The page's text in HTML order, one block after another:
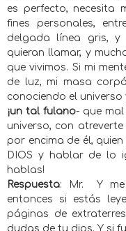
es perfecto, necesita
fines personales,
delgada línea gris, y
quieran llamar, y
que vivimos. Si mi
de luz, mi masa
conociendo el
¡un tal fulano- que mal
universo, con
por encima de él,
DIOS y hablar de lo
hablas!
Respuesta: Mr. Y me
entonces si estás
páginas de
dudas de tu dios. Y si